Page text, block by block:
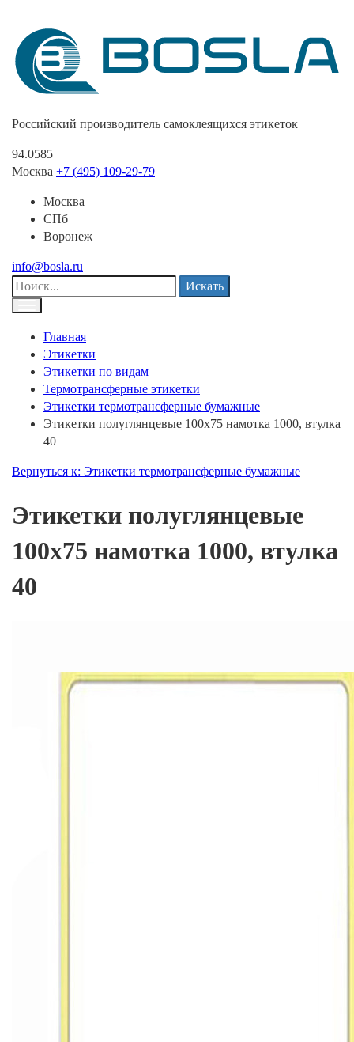
Российский производитель самоклеящихся этикеток
94.0585
Москва +7 (495) 109-29-79
Москва
СПб
Воронеж
info@bosla.ru
Искать
Главная
Этикетки
Этикетки по видам
Термотрансферные этикетки
Этикетки термотрансферные бумажные
Этикетки полуглянцевые 100х75 намотка 1000, втулка
40
Вернуться к: Этикетки термотрансферные бумажные
Этикетки полуглянцевые
100х75 намотка 1000, втулка
40